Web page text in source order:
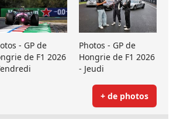
- GP de
de F1 2026
Photos - GP de
Hongrie de F1 2026
- Jeudi
+ de photos